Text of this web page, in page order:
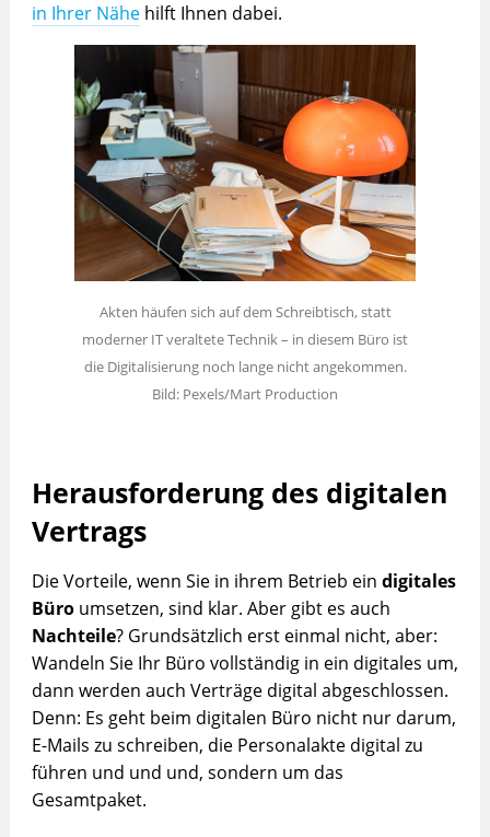
in Ihrer Nähehilft Ihnen dabei.
Akten häufen sich auf dem Schreibtisch, statt
moderner IT veraltete Technik – in diesem Büro ist
die Digitalisierung noch lange nicht angekommen.
Bild: Pexels/Mart Production
Herausforderung des digitalen
Vertrags
Die Vorteile, wenn Sie in ihrem Betrieb ein digitales
Büro umsetzen, sind klar. Aber gibt es auch
Nachteile? Grundsätzlich erst einmal nicht, aber:
Wandeln Sie Ihr Büro vollständig in ein digitales um,
dann werden auch Verträge digital abgeschlossen.
Denn: Es geht beim digitalen Büro nicht nur darum,
E-Mails zu schreiben, die Personalakte digital zu
führen und und und, sondern um das
Gesamtpaket.